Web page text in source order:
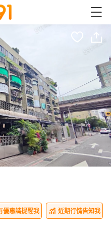
優惠請提醒我 近期行情告知我